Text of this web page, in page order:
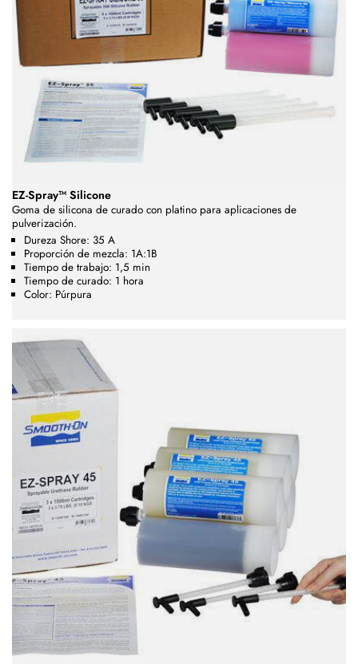
EZ-Spray™ Silicone
Goma de silicona de curado con platino para aplicaciones de
pulverización.
Dureza Shore: 35 A
Proporción de mezcla: 1A:1B
Tiempo de trabajo: 1,5 min
Tiempo de curado: 1 hora
Color: Púrpura